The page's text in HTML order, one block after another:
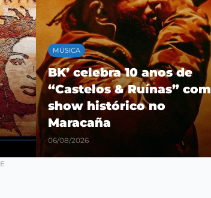
MÚSICA
BK’ celebra 10 anos de
“Castelos & Ruínas” com
show histórico no
Maracaña
06/08/2026